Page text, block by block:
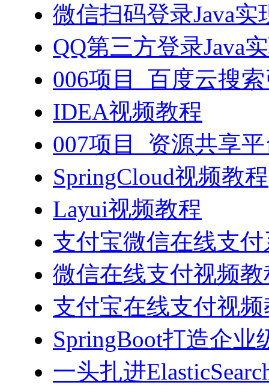
微信扫码登录Java实
QQ第三方登录Java
006项目_百度云搜
IDEA视频教程
007项目_资源共享
SpringCloud视频教程
Layui视频教程
支付宝微信在线支
微信在线支付视频教
支付宝在线支付视
SpringBoot打造企业
一头扎进